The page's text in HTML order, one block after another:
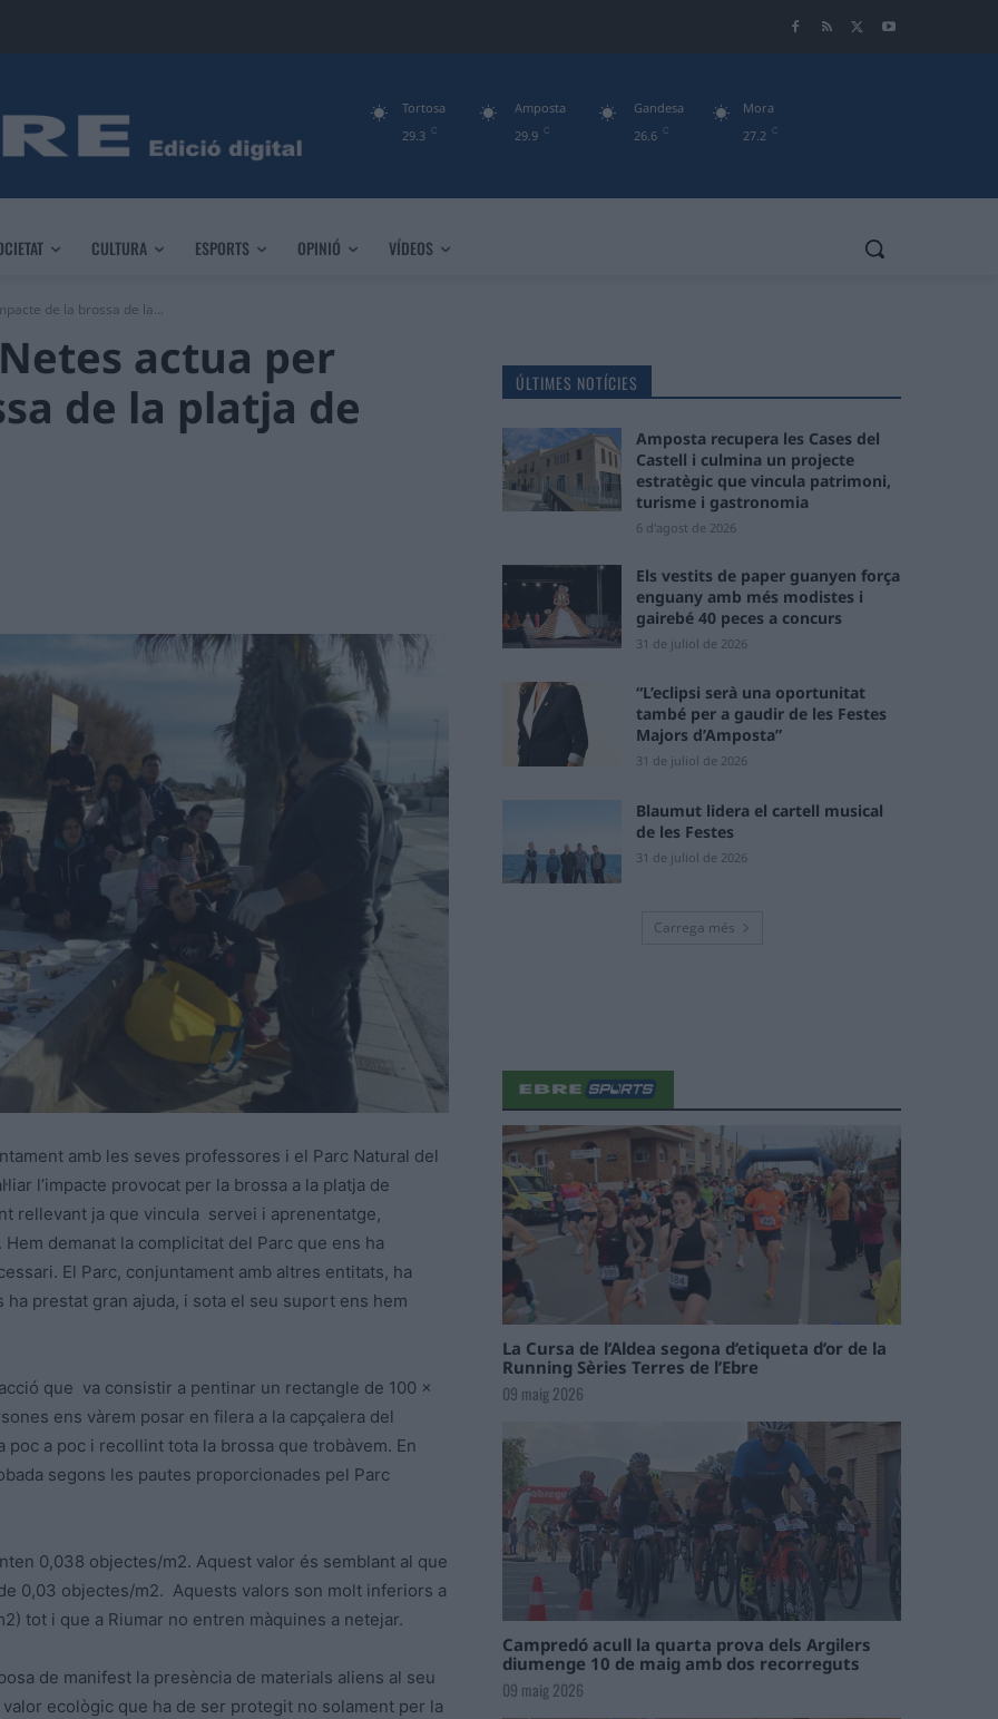
29.3 C
Tortosa
29.9 C
Amposta
26.6 C
Gandesa
27.2 C
Mora
CULTURA ESPORTS OPINIÓ VÍDEOS
de la brossa de la...
actua per
de la platja de
amb les seves professores i el Parc Natural del
l’impacte provocat per la brossa a la platja de
rellevant ja que vincula servei i aprenentatge,
demanat la complicitat del Parc que ens ha
El Parc, conjuntament amb altres entitats, ha
ha prestat gran ajuda, i sota el seu suport ens hem
que va consistir a pentinar un rectangle de 100 x
ens vàrem posar en filera a la capçalera del
a poc i recollint tota la brossa que trobàvem. En
segons les pautes proporcionades pel Parc
0,038 objectes/m2. Aquest valor és semblant al que
0,03 objectes/m2. Aquests valors son molt inferiors a
tot i que a Riumar no entren màquines a netejar.
de manifest la presència de materials aliens al seu
ecològic que ha de ser protegit no solament per la
ÚLTIMES NOTÍCIES
Amposta recupera les Cases del
Castell i culmina un projecte
estratègic que vincula patrimoni,
turisme i gastronomia
6 d'agost de 2026
Els vestits de paper guanyen força
enguany amb més modistes i
gairebé 40 peces a concurs
31 de juliol de 2026
“L’eclipsi serà una oportunitat
també per a gaudir de les Festes
Majors d’Amposta”
31 de juliol de 2026
Blaumut lidera el cartell musical
de les Festes
31 de juliol de 2026
Carrega més
La Cursa de l’Aldea segona d’etiqueta d’or de la
Running Sèries Terres de l’Ebre
09 maig 2026
Campredó acull la quarta prova dels Argilers
diumenge 10 de maig amb dos recorreguts
09 maig 2026